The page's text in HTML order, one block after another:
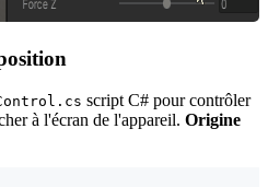
script C# pour contrôler
à l'écran de l'appareil. Origine